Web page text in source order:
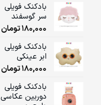
بادکنک فویلی
سر گوسفند
180,000تومان
بادکنک فویلی
ابر عینکی
180,000تومان
بادکنک فویلی
دوربین عکاسی